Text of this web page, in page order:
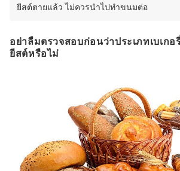
ยีสต์ตายแล้ว ไม่ควรนำไปทำขนมต่อ
อย่าลืมตรวจสอบก่อนว่าประเภทเบเก
ยีสต์หรือไม่